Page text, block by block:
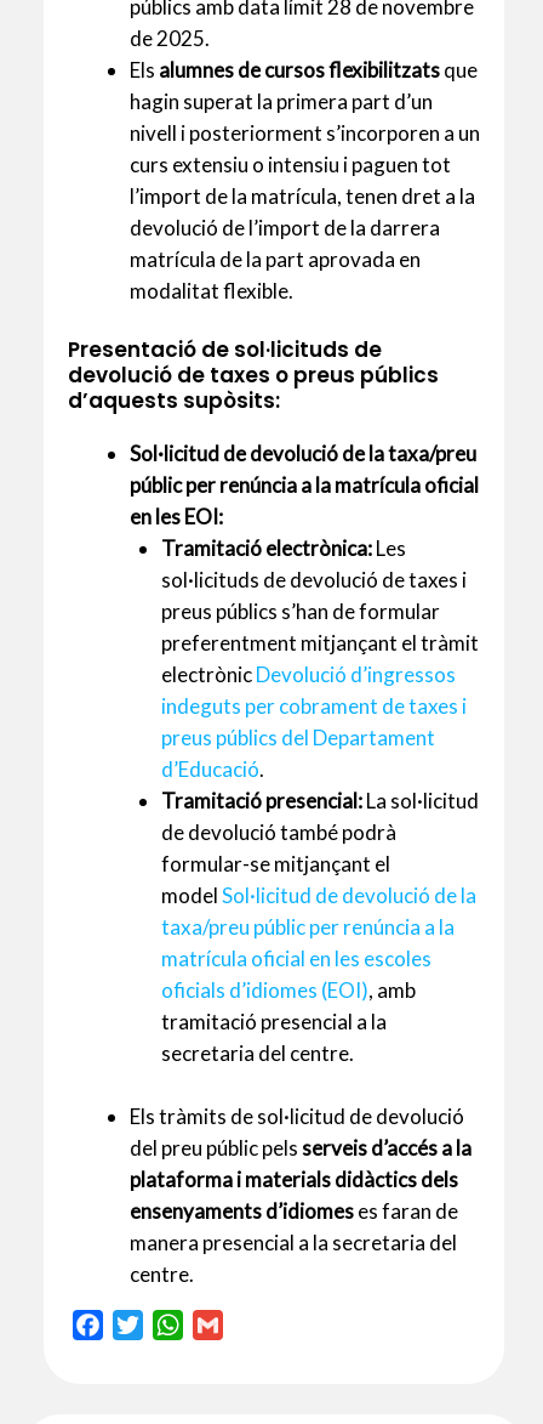
públics amb data límit 28 de novembre
de 2025.
Els alumnes de cursos flexibilitzatsque
hagin superat la primera part d’un
nivell i posteriorment s’incorporen a un
curs extensiu o intensiu i paguen tot
l’import de la matrícula, tenen dret a la
devolució de l’import de la darrera
matrícula de la part aprovada en
modalitat flexible.
Presentació de sol·licituds de
devolució de taxes o preus públics
d’aquests supòsits:
Sol·licitud de devolució de la taxa/preu
públic per renúncia a la matrícula oficial
en les EOI:
Tramitació electrònica:Les
sol·licituds de devolució de taxes i
preus públics s’han de formular
preferentment mitjançant el tràmit
electrònicDevolució d’ingressos
indeguts per cobrament de taxes i
preus públics del Departament
d’Educació.
Tramitació presencial:La sol·licitud
de devolució també podrà
formular-se mitjançant el
modelSol·licitud de devolució de la
taxa/preu públic per renúncia a la
matrícula oficial en les escoles
oficials d’idiomes (EOI), amb
tramitació presencial a la
secretaria del centre.
Els tràmits de sol·licitud de devolució
del preu públic pelsserveis d’accés a la
plataforma i materials didàctics dels
ensenyaments d’idiomeses faran de
manera presencial a la secretaria del
centre.
W